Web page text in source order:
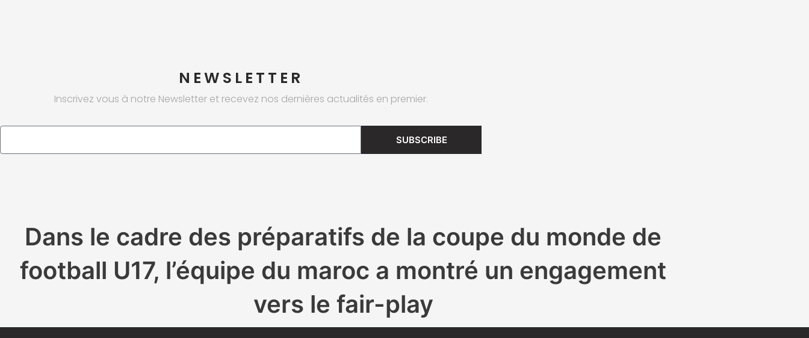
NEWSLETTER
Inscrivez vous à notre Newsletter et recevez nos dernières actualités en premier.
Email
SUBSCRIBE
Dans le cadre des préparatifs de la coupe du monde de
football U17, l’équipe du maroc a montré un engagement
vers le fair-play